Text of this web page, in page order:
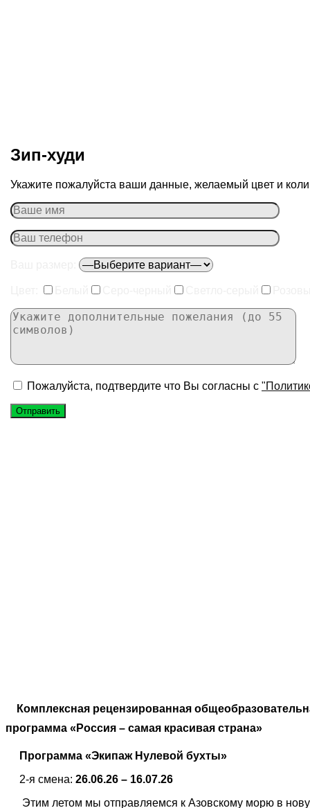
Зип-худи
Укажите пожалуйста ваши данные, желаемый цвет и
Пожалуйста, подтвердите что Вы согласны с
Комплексная рецензированная
программа «Россия – самая красивая страна»
Программа «Экипаж Нулевой бухты»
2-я смена: 26.06.26 – 16.07.26
Этим летом мы отправляемся к Азовскому морю в